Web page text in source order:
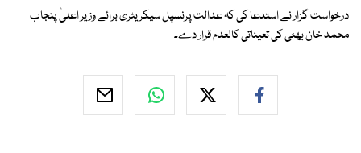
درخواست گزار نے استدعا کی کہ عدالت پرنسپل سیکریٹری برائے وزیر اعلیٰ پنجاب
محمد خان بھٹی کی تعیناتی کالعدم قرار دے۔